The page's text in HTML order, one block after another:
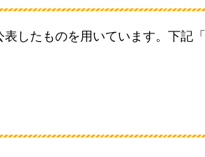
したものを用いています。下記「